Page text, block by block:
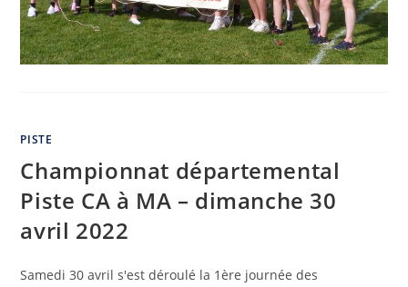
PISTE
Championnat départemental
Piste CA à MA – dimanche 30
avril 2022
Samedi 30 avril s'est déroulé la 1ère journée des